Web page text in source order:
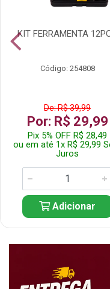
KIT FERRAMENTA
Código: 254808
De: R$ 39,99
Por: R$ 29,99
Pix 5% OFF R$ 28,49
ou em até 1x R$ 29,99
Juros
Adicionar